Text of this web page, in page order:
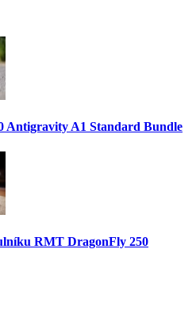
Antigravity A1 Standard Bundle
RMT DragonFly 250